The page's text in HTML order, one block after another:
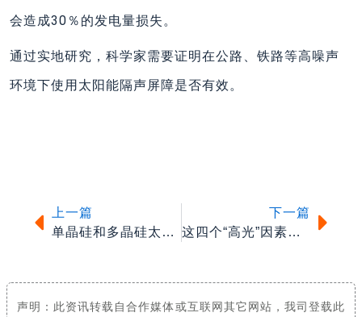
会造成30％的发电量损失。
通过实地研究，科学家需要证明在公路、铁路等高噪声
环境下使用太阳能隔声屏障是否有效。
上一篇
单晶硅和多晶硅太阳能电池有什么区别，哪个好？
下一篇
这四个“高光”因素，让屋顶光伏备受瞩目
声明：此资讯转载自合作媒体或互联网其它网站，我司登载此